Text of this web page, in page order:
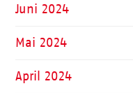
Juni 2024
Mai 2024
April 2024